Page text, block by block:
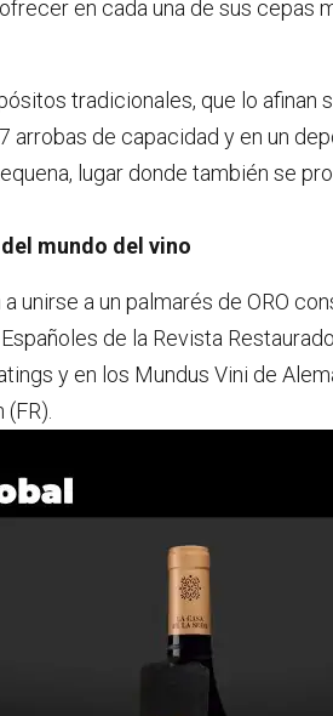
en cada una de sus cepas
tradicionales, que lo afinan
arrobas de capacidad y en un
lugar donde también se
mundo del vino
unirse a un palmarés de ORO
de la Revista
y en los Mundus Vini de